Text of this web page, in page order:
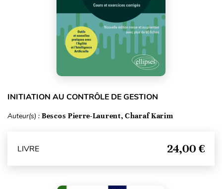
INITIATION AU CONTRÔLE DE GESTION
Auteur(s) : Bescos Pierre-Laurent, Charaf Karim
LIVRE 24,00 €